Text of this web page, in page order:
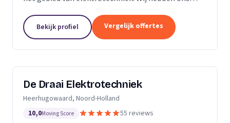
meterkasten. Wij komen altijd langs om passend
advies...
Bekijk profiel Vergelijk offertes
De Draai Elektrotechniek
Heerhugowaard, Noord-Holland
10,0Moving Score 55 reviews